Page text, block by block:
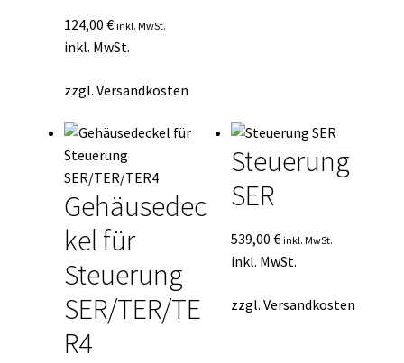
124,00 € inkl. MwSt.
inkl. MwSt.
zzgl. Versandkosten
Gehäusedec
kel für
Steuerung
SER/TER/TE
R4
Steuerung
SER
539,00€ inkl. MwSt.
inkl. MwSt.
zzgl.Versandkosten